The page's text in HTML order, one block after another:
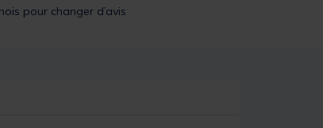
pour changer d’avis